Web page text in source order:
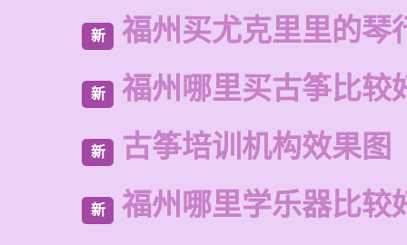
新 福州买尤克里里的琴
新 福州哪里买古筝比较
新 古筝培训机构效果图
新 福州哪里学乐器比较